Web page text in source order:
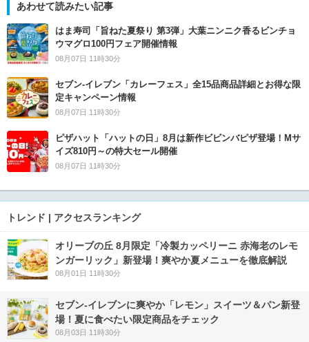
あわせて読みたい記事
はま寿司「旨ねた夏祭り 第3弾」大葉ニンニク香るビンチョ
ウマグロ100円フェア開催情報
08月07日 11時30分
セブン‐イレブン「カレーフェス」全15品商品詳細とお得な限
定キャンペーン情報
08月07日 11時30分
ピザハット「ハットの日」8月は新作ビビンバピザ登場！Mサ
イズ810円～の特大セール開催
08月07日 11時30分
トレンド | アクセスランキング
オリーブの丘 8月限定「冷製カッペリーニ 赤海老のレモ
ンガーリック」新登場！爽やか夏メニューを徹底解説
08月01日 11時30分
セブン‐イレブンに爽やか「レモン」スイーツ＆パン新登
場！夏に食べたい限定商品をチェック
08月03日 11時30分